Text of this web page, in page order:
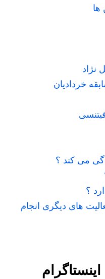
ها
نژاد
خردادیان
می کند ؟
؟
های دیگری انجام